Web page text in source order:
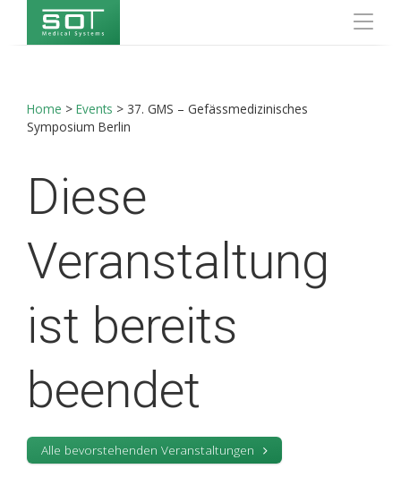
Home > Events > 37. GMS – Gefässmedizinisches
Symposium Berlin
Diese
Veranstaltung
ist bereits
beendet
Alle bevorstehenden Veranstaltungen